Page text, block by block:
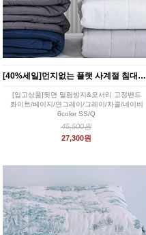
[40%세일]먼지없는 플랫 사계절 침대패드 6color
[입고상품]뒷면 밀림방지&모서리 고정밴드
화이트/베이지/연그레이/그레이/차콜/네이비
6color SS/Q
45,500원
27,300원